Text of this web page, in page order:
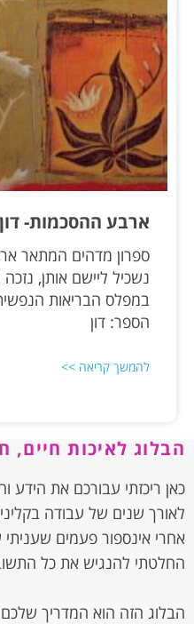
ארבע ההסכמות-
ספרון מדהים המתאר
נשכיל ליישם אותן,
במפלס הבריאות
הספר: דון
להמשך קריאה >>
הבלוג לאיכות חיים,
כאן ריכזתי עבורכם את הידע
לאורך שנים של עבודה
אחרי אינספור פעמים
החלטתי להנגיש את כל
הבלוג הזה הוא המדריך